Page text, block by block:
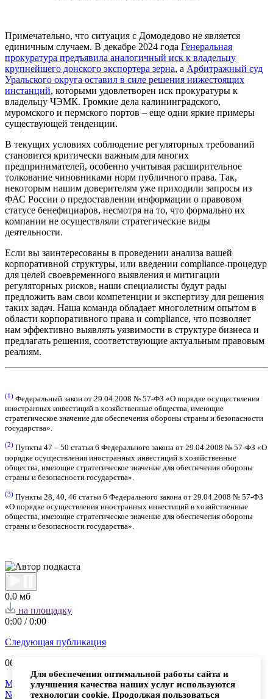
Примечательно, что ситуация с Домодедово не является
единичным случаем. В декабре 2024 года Генеральная
прокуратура предъявила аналогичный иск к владельцу
крупнейшего донского экспортера зерна, а Арбитражный суд
Уральского округа оставил в силе решения нижестоящих
инстанций, которыми удовлетворен иск прокуратуры к
владельцу ЧЭМК. Громкие дела калининградского,
муромского и пермского портов – еще одни яркие примеры
существующей тенденции.
В текущих условиях соблюдение регуляторных требований
становится критически важным для многих
предпринимателей, особенно учитывая расширительное
толкование чиновниками норм публичного права. Так,
некоторым нашим доверителям уже приходили запросы из
ФАС России о предоставлении информации о правовом
статусе бенефициаров, несмотря на то, что формально их
компании не осуществляли стратегические виды
деятельности.
Если вы заинтересованы в проведении анализа вашей
корпоративной структуры, или введении compliance-процедур
для целей своевременного выявления и митигации
регуляторных рисков, наши специалисты будут рады
предложить вам свои компетенции и экспертизу для решения
таких задач. Наша команда обладает многолетним опытом в
области корпоративного права и compliance, что позволяет
нам эффективно выявлять уязвимости в структуре бизнеса и
предлагать решения, соответствующие актуальным правовым
реалиям.
(1) Федеральный закон от 29.04.2008 № 57-ФЗ «О порядке осуществления
иностранных инвестиций в хозяйственные общества, имеющие
стратегическое значение для обеспечения обороны страны и безопасности
государства».
(2) Пункты 47 – 50 статьи 6 Федерального закона от 29.04.2008 № 57-ФЗ «О
порядке осуществления иностранных инвестиций в хозяйственные
общества, имеющие стратегическое значение для обеспечения обороны
страны и безопасности государства».
(3) Пункты 28, 40, 46 статьи 6 Федерального закона от 29.04.2008 № 57-ФЗ
«О порядке осуществления иностранных инвестиций в хозяйственные
общества, имеющие стратегическое значение для обеспечения обороны
страны и безопасности государства».
0.0 мб
на площадку
0:00 /0:00
Следующая публикация
06.02.
Минфин уточнил порядок применения Указа Президента
№618 в отношении смены гендиректора ООО
Для обеспечения оптимальной работы сайта и
улучшения качества наших услуг используются
технологии cookie. Продолжая пользоваться